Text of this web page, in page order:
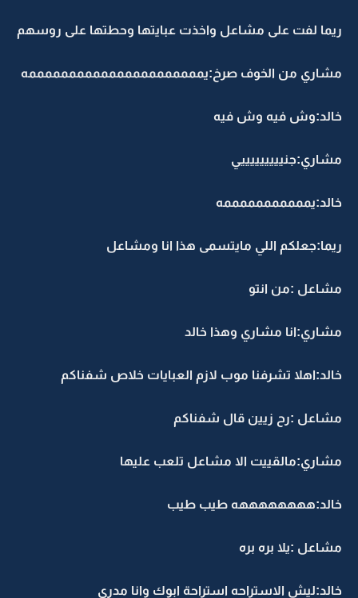
ريما لفت على مشاعل واخذت عبايتها وحطتها على روسهم
مشاري من الخوف صرخ:يممممممممممممممممممممممه
خالد:وش فيه وش فيه
مشاري:جنيييييييييي
خالد:يمممممممممممه
ريما:جعلكم اللي مايتسمى هذا انا ومشاعل
مشاعل :من انتو
مشاري:انا مشاري وهذا خالد
خالد:اهلا تشرفنا موب لازم العبايات خلاص شفناكم
مشاعل :رح زيين قال شفناكم
مشاري:مالقييت الا مشاعل تلعب عليها
خالد:ههههههههه طيب طيب
مشاعل :يلا بره بره
خالد:ليش الاستراحه استراحة ابوك وانا مدري